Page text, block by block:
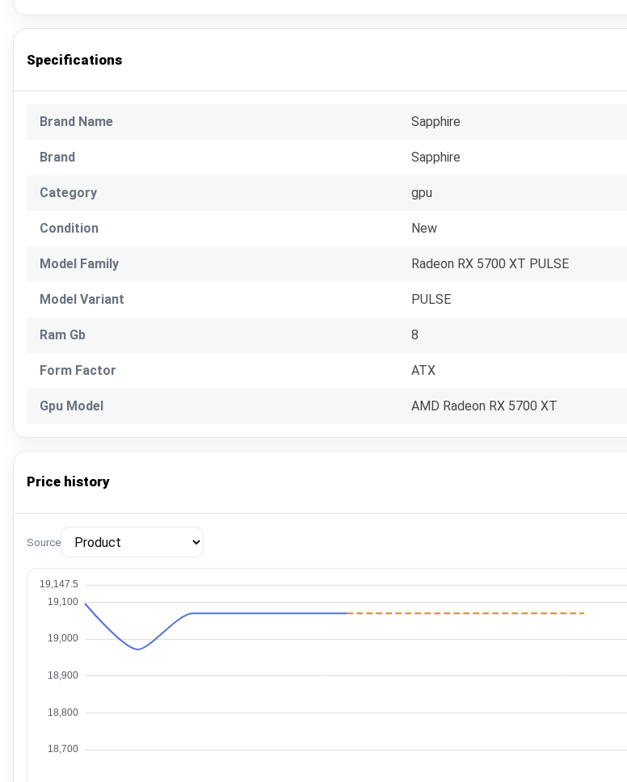
Specifications
Brand Name Sapphire
Brand Sapphire
Category gpu
Condition New
Model Family Radeon RX 5700 XT PULSE
Model Variant PULSE
Ram Gb 8
Form Factor ATX
Gpu Model AMD Radeon RX 5700 XT
Price history
Source